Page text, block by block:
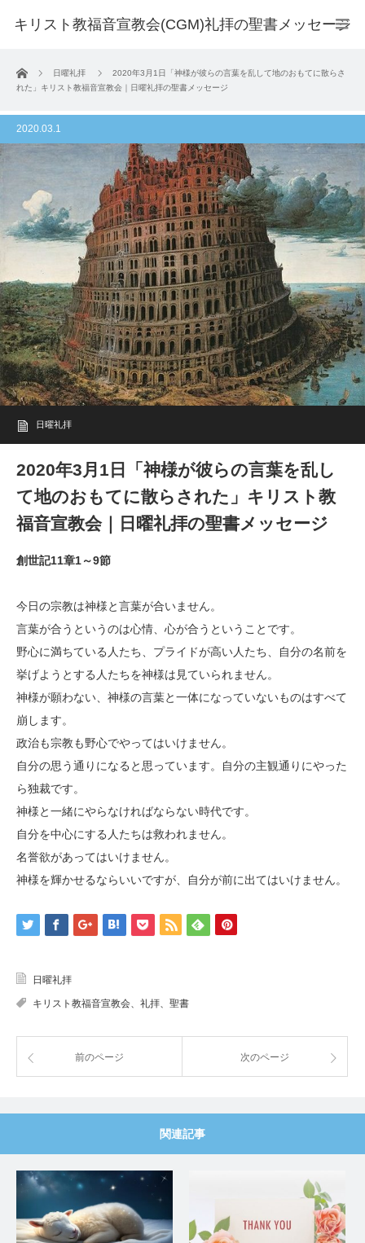
キリスト教福音宣教会(CGM)礼拝の聖書メッセージ
ホーム 日曜礼拝
2020年3月1日「神様が彼らの言葉を乱して地のおもてに散らさ
れた」キリスト教福音宣教会｜日曜礼拝の聖書メッセージ
2020.03.1
日曜礼拝
2020年3月1日「神様が彼らの言葉を乱し
て地のおもてに散らされた」キリスト教
福音宣教会｜日曜礼拝の聖書メッセージ
創世記11章1～9節
今日の宗教は神様と言葉が合いません。
言葉が合うというのは心情、心が合うということです。
野心に満ちている人たち、プライドが高い人たち、自分の名前を
挙げようとする人たちを神様は見ていられません。
神様が願わない、神様の言葉と一体になっていないものはすべて
崩します。
政治も宗教も野心でやってはいけません。
自分の思う通りになると思っています。自分の主観通りにやった
ら独裁です。
神様と一緒にやらなければならない時代です。
自分を中心にする人たちは救われません。
名誉欲があってはいけません。
神様を輝かせるならいいですが、自分が前に出てはいけません。
日曜礼拝
キリスト教福音宣教会、礼拝、聖書
前のページ 次のページ
関連記事